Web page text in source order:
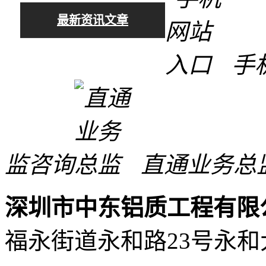
最新资讯文章
手
监咨询
直通业务总
深圳市中东铝质工程有限
福永街道永和路23号永和